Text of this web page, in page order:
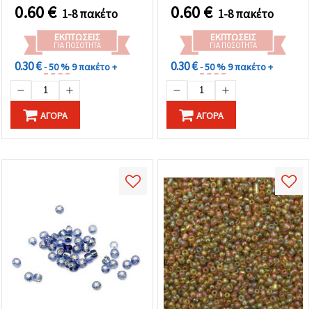
0.60€ 1-8 πακέτο
ΕΚΠΤΏΣΕΙΣ
ΓΙΑ ΠΟΣΌΤΗΤΑ
0.30 €- 50 %9 πακέτο +
ΑΓΟΡΆ
0.60€ 1-8 πακέτο
ΕΚΠΤΏΣΕΙΣ
ΓΙΑ ΠΟΣΌΤΗΤΑ
0.30 €- 50 %9 πακέτο +
ΑΓΟΡΆ